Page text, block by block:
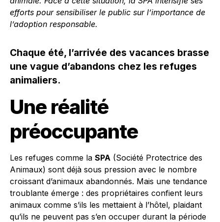
efforts pour sensibiliser le public sur l’importance de
l’adoption responsable.
Chaque été, l’arrivée des vacances brasse
une vague d’abandons chez les refuges
animaliers.
Une réalité
préoccupante
Les refuges comme la SPA (Société Protectrice des
Animaux) sont déjà sous pression avec le nombre
croissant d’animaux abandonnés. Mais une tendance
troublante émerge : des propriétaires confient leurs
animaux comme s’ils les mettaient à l’hôtel, plaidant
qu’ils ne peuvent pas s’en occuper durant la période